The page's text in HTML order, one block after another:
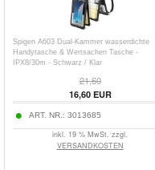
Spigen A603 Dual-Kammer wasserdichte
Handytasche & Wertsachen Tasche -
IPX8/30m - Schwarz / Klar
21,60
16,60EUR
ART. NR.: 3013685
inkl. 19 % MwSt. zzgl.
VERSANDKOSTEN